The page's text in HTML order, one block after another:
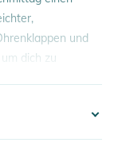
und
dich zu